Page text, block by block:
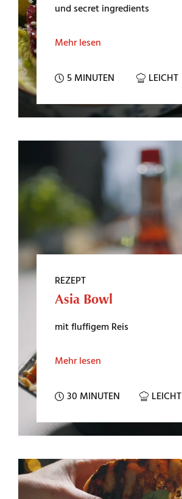
und secret ingredients
Mehr lesen
5 MINUTEN LEICHT
REZEPT
Asia Bowl
mit fluffigem Reis
Mehr lesen
30 MINUTEN LEICHT